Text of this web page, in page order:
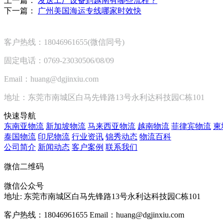
下一篇：
广州美国海运专线哪家时效快
客户热线：18046961655(微信同号)
固定电话：0769-23030506/08/09
Email：huang@dgjinxiu.com
地址：东莞市南城区白马先锋路13号永利达科技园C栋101
快速导航
东南亚物流 新加坡物流 马来西亚物流 越南物流 菲律宾物流 柬
泰国物流 印尼物流 行业资讯 锦秀动态 物流百科
公司简介 新闻动态 客户案例 联系我们
微信二维码
微信公众号
地址: 东莞市南城区白马先锋路13号永利达科技园C栋101
客户热线：18046961655 Email：huang@dgjinxiu.com